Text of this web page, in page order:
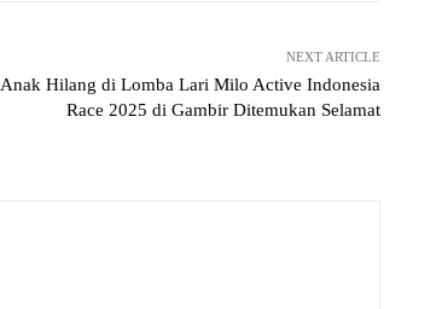
NEXT ARTICLE
Anak Hilang di Lomba Lari Milo Active Indonesia
Race 2025 di Gambir Ditemukan Selamat